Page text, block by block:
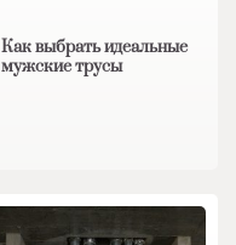
Как выбрать идеальные
мужские трусы